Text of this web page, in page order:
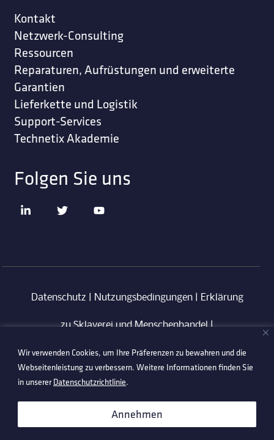
Wir verwenden Cookies, um Ihre Präferenzen zu bewahren und die
Webseitenleistung zu verbessern. Weitere Informationen finden Sie
in unsererDatenschutzrichtlinie.
Annehmen
Kontakt
Netzwerk-Consulting
Ressourcen
Reparaturen, Aufrüstungen und erweiterte
Garantien
Lieferkette und Logistik
Support-Services
Technetix Akademie
Folgen Sie uns
Datenschutz Nutzungsbedingungen| Erklärung
zu Sklaverei und Menschenhandel|
Verhaltenskodex für Lieferanten|Anti-
Korruptionsrichtlinie